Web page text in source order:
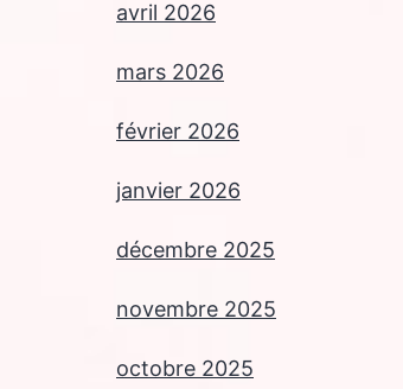
avril 2026
mars 2026
février 2026
janvier 2026
décembre 2025
novembre 2025
octobre 2025